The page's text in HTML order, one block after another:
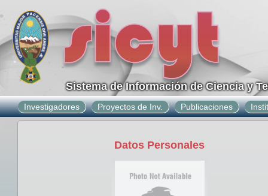
Sistema de Información de Ciencia y
Investigadores Proyectos de Inv. Publicaciones
Datos Personales